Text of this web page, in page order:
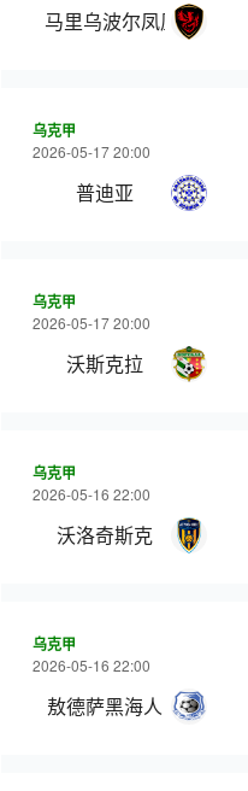
马里乌波尔凤凰
乌克甲
2026-05-17 20:00
普迪亚
乌克甲
2026-05-17 20:00
沃斯克拉
乌克甲
2026-05-16 22:00
沃洛奇斯克
乌克甲
2026-05-16 22:00
敖德萨黑海人